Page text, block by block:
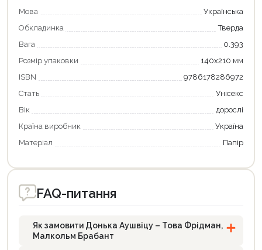
Мова
Українська
Обкладинка
Тверда
Вага
0.393
Розмір упаковки
140х210 мм
ISBN
9786178286972
Стать
Унісекс
Вік
дорослі
Країна виробник
Україна
Матеріал
Папір
FAQ-питання
Як замовити Донька Аушвіцу – Това Фрідман,
Малкольм Брабант